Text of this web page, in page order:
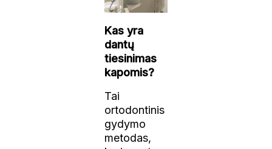
Kas yra
dantų
tiesinimas
kapomis?
Tai
ortodontinis
gydymo
metodas,